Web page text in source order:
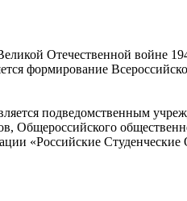
Отечественной войне
формирование
подведомственным
Общероссийского
«Российские